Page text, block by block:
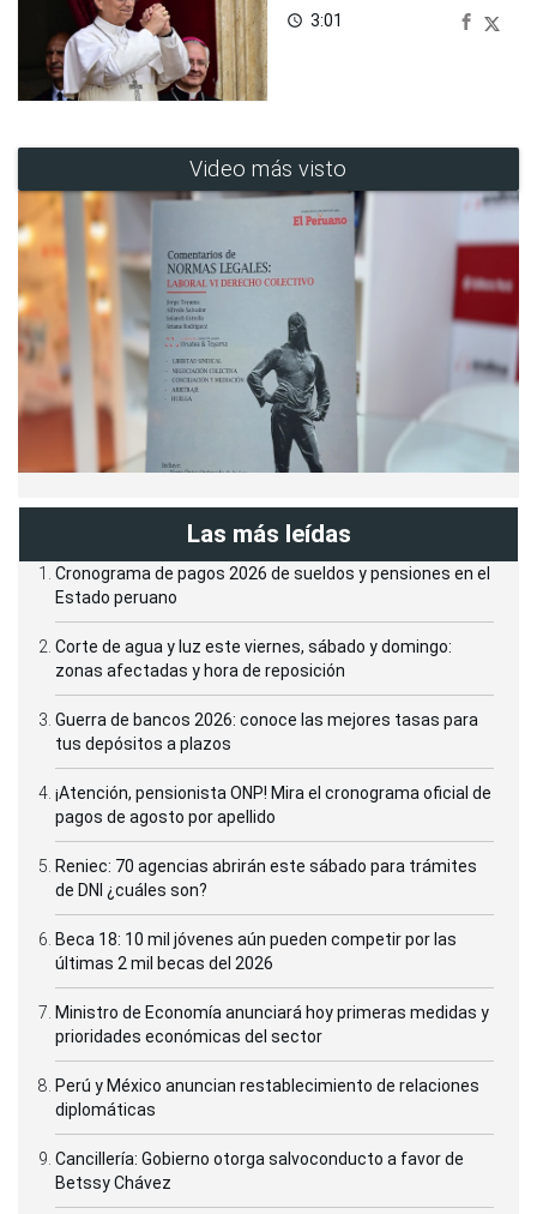
access_time 3:01
Video más visto
Las más leídas
Cronograma de pagos 2026 de sueldos y pensiones en el
Estado peruano
Corte de agua y luz este viernes, sábado y domingo:
zonas afectadas y hora de reposición
Guerra de bancos 2026: conoce las mejores tasas para
tus depósitos a plazos
¡Atención, pensionista ONP! Mira el cronograma oficial de
pagos de agosto por apellido
Reniec: 70 agencias abrirán este sábado para trámites
de DNI ¿cuáles son?
Beca 18: 10 mil jóvenes aún pueden competir por las
últimas 2 mil becas del 2026
Ministro de Economía anunciará hoy primeras medidas y
prioridades económicas del sector
Perú y México anuncian restablecimiento de relaciones
diplomáticas
Cancillería: Gobierno otorga salvoconducto a favor de
Betssy Chávez